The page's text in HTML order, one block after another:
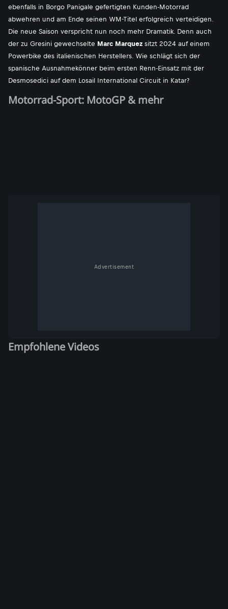
ebenfalls in Borgo Panigale gefertigten Kunden-Motorrad
abwehren und am Ende seinen WM-Titel erfolgreich verteidigen.
Die neue Saison verspricht nun noch mehr Dramatik. Denn auch
der zu Gresini gewechselte Marc Marquez sitzt 2024 auf einem
Powerbike des italienischen Herstellers. Wie schlägt sich der
spanische Ausnahmekönner beim ersten Renn-Einsatz mit der
Desmosedici auf dem Losail International Circuit in Katar?
Motorrad-Sport: MotoGP & mehr
Advertisement
Empfohlene Videos